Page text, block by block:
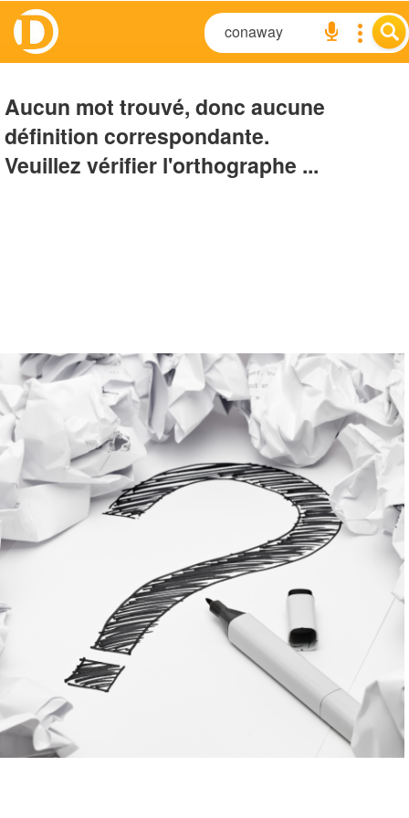
Aucun mot trouvé, donc aucune
définition correspondante.
Veuillez vérifier l'orthographe ...